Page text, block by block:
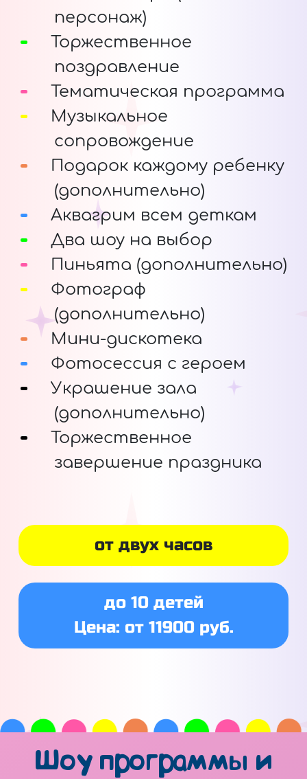
персонаж)
Торжественное
поздравление
Тематическая программа
Музыкальное
сопровождение
Подарок каждому ребенку
(дополнительно)
Аквагрим всем деткам
Два шоу на выбор
Пиньята (дополнительно)
Фотограф
(дополнительно)
Мини-дискотека
Фотосессия с героем
Украшение зала
(дополнительно)
Торжественное
завершение праздника
от двух часов
до 10 детей
Цена: от 11900 руб.
Шоу программы и